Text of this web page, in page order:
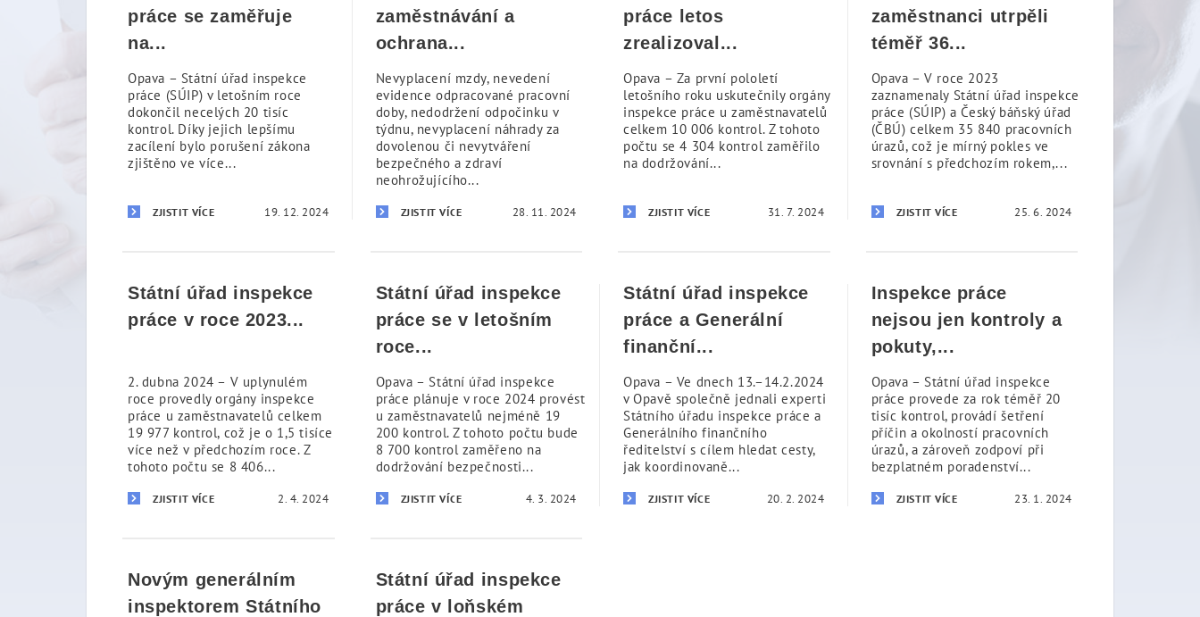
práce se zaměřuje
na...
Opava – Státní úřad inspekce
práce (SÚIP) v letošním roce
dokončil necelých 20 tisíc
kontrol. Díky jejich lepšímu
zacílení bylo porušení zákona
zjištěno ve více...
ZJISTIT VÍCE 19. 12. 2024
zaměstnávání a
ochrana...
Nevyplacení mzdy, nevedení
evidence odpracované pracovní
doby, nedodržení odpočinku v
týdnu, nevyplacení náhrady za
dovolenou či nevytváření
bezpečného a zdraví
neohrožujícího...
ZJISTIT VÍCE 28. 11. 2024
práce letos
zrealizoval...
Opava – Za první pololetí
letošního roku uskutečnily orgány
inspekce práce u zaměstnavatelů
celkem 10 006 kontrol. Z tohoto
počtu se 4 304 kontrol zaměřilo
na dodržování...
ZJISTIT VÍCE 31. 7. 2024
zaměstnanci utrpěli
téměř 36...
Opava – V roce 2023
zaznamenaly Státní úřad inspekce
práce (SÚIP) a Český báňský úřad
(ČBÚ) celkem 35 840 pracovních
úrazů, což je mírný pokles ve
srovnání s předchozím rokem,...
ZJISTIT VÍCE 25. 6. 2024
Státní úřad inspekce
práce v roce 2023...
2. dubna 2024 – V uplynulém
roce provedly orgány inspekce
práce u zaměstnavatelů celkem
19 977 kontrol, což je o 1,5 tisíce
více než v předchozím roce. Z
tohoto počtu se 8 406...
ZJISTIT VÍCE 2. 4. 2024
Státní úřad inspekce
práce se v letošním
roce...
Opava – Státní úřad inspekce
práce plánuje v roce 2024 provést
u zaměstnavatelů nejméně 19
200 kontrol. Z tohoto počtu bude
8 700 kontrol zaměřeno na
dodržování bezpečnosti...
ZJISTIT VÍCE 4. 3. 2024
Státní úřad inspekce
práce a Generální
finanční...
Opava – Ve dnech 13.–14.2.2024
v Opavě společně jednali experti
Státního úřadu inspekce práce a
Generálního finančního
ředitelství s cílem hledat cesty,
jak koordinovaně...
ZJISTIT VÍCE 20. 2. 2024
Inspekce práce
nejsou jen kontroly a
pokuty,...
Opava – Státní úřad inspekce
práce provede za rok téměř 20
tisíc kontrol, provádí šetření
příčin a okolností pracovních
úrazů, a zároveň zodpoví při
bezplatném poradenství...
ZJISTIT VÍCE 23. 1. 2024
Novým generálním
inspektorem Státního
Státní úřad inspekce
práce v loňském